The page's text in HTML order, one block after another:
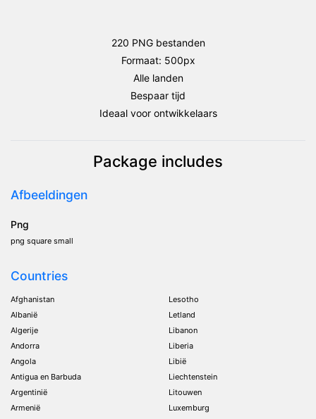
220 PNG bestanden
Formaat: 500px
Alle landen
Bespaar tijd
Ideaal voor ontwikkelaars
Package includes
Afbeeldingen
Png
png square small
Countries
Afghanistan
Albanië
Algerije
Andorra
Angola
Antigua en Barbuda
Argentinië
Armenië
Lesotho
Letland
Libanon
Liberia
Libië
Liechtenstein
Litouwen
Luxemburg